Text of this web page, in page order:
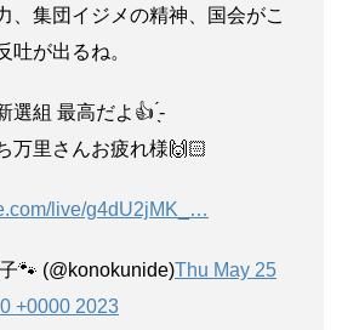
、集団イジメの精神、国会がこ
吐が出るね。
選組 最高だよ👍 ̖́-
万里さんお疲れ様🙌🏻
live/g4dU2jMK_ …
🐾 (@konokunide)Thu May 25
+0000 2023